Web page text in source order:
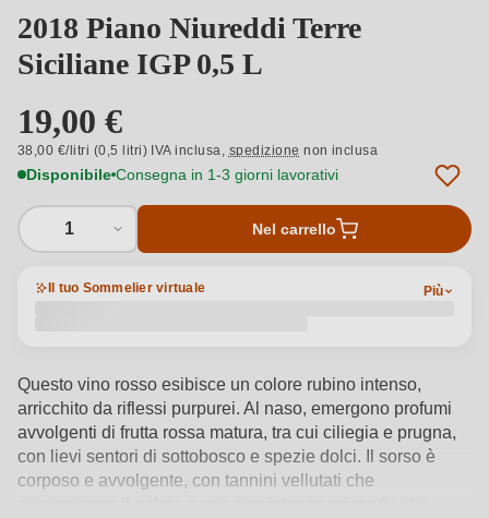
2018 Piano Niureddi Terre
Siciliane IGP 0,5 L
19,00 €
38,00 €/litri (0,5 litri) IVA inclusa, spedizione non inclusa
Disponibile Consegna in 1-3 giorni lavorativi
1 Nel carrello
Il tuo Sommelier virtuale Più
Questo vino rosso esibisce un colore rubino intenso,
arricchito da riflessi purpurei. Al naso, emergono profumi
avvolgenti di frutta rossa matura, tra cui ciliegia e prugna,
con lievi sentori di sottobosco e spezie dolci. Il sorso è
corposo e avvolgente, con tannini vellutati che